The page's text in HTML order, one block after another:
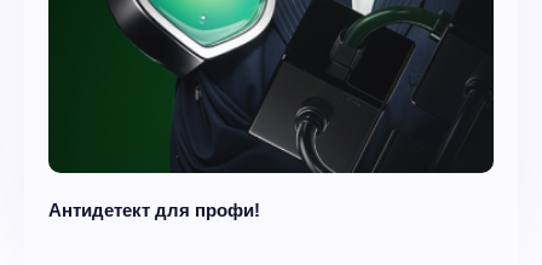
Антидетект для профи!